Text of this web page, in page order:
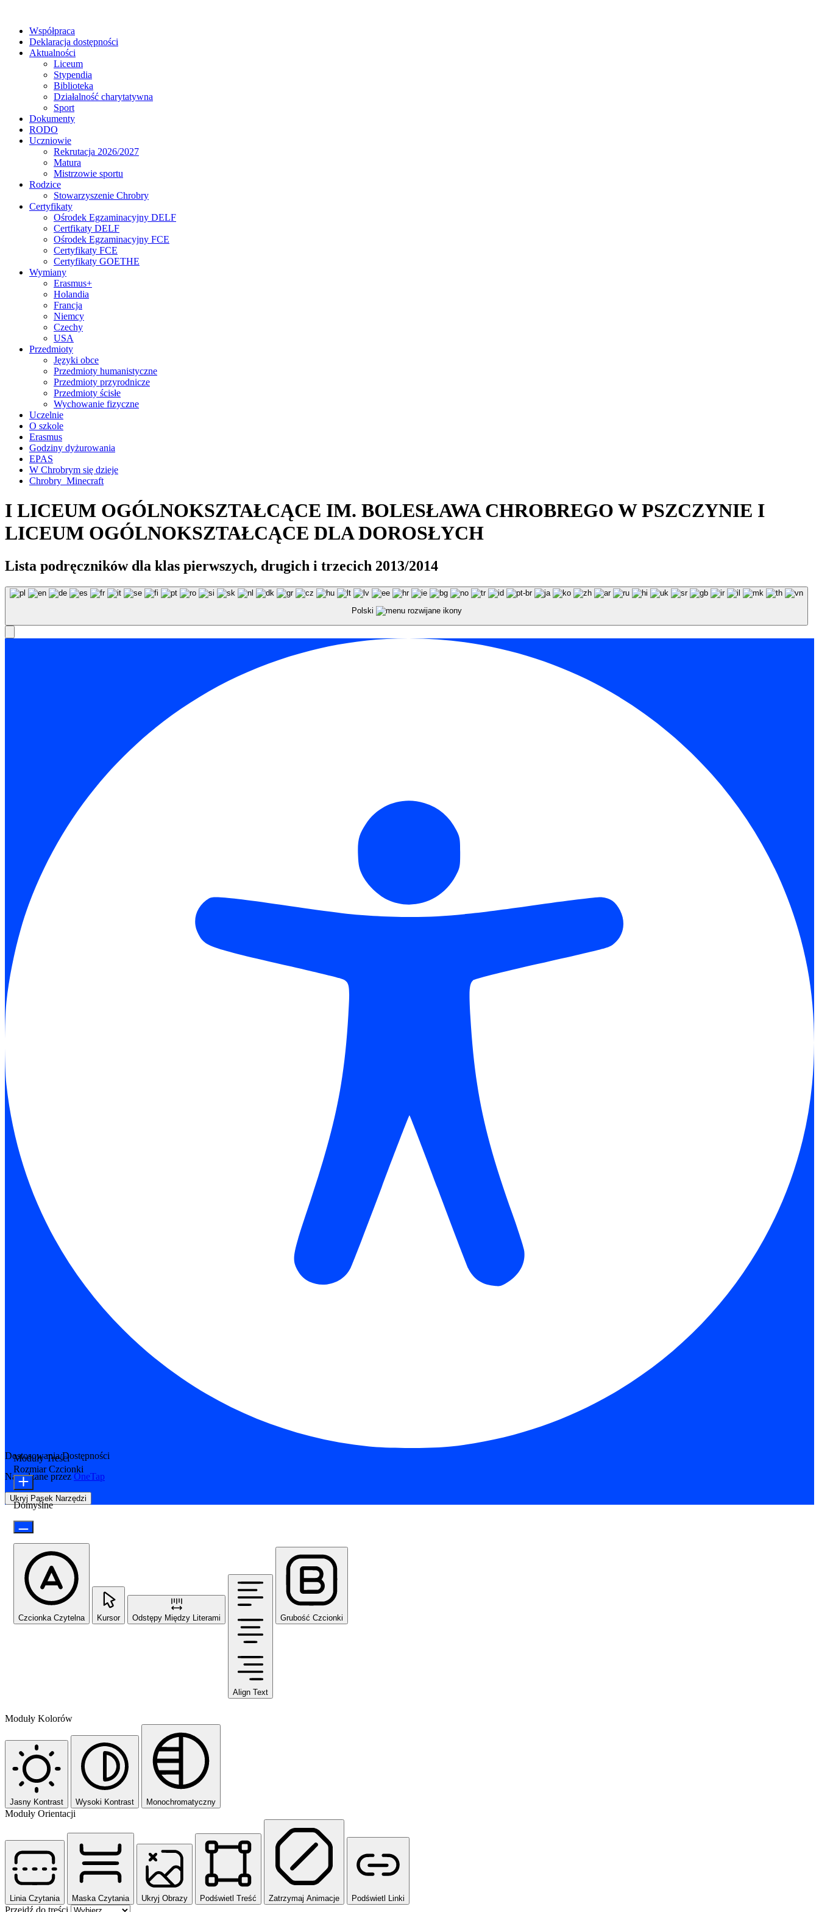
Współpraca
Deklaracja dostępności
Aktualności
Liceum
Stypendia
Biblioteka
Działalność charytatywna
Sport
Dokumenty
RODO
Uczniowie
Rekrutacja 2026/2027
Matura
Mistrzowie sportu
Rodzice
Stowarzyszenie Chrobry
Certyfikaty
Ośrodek Egzaminacyjny DELF
Certfikaty DELF
Ośrodek Egzaminacyjny FCE
Certyfikaty FCE
Certyfikaty GOETHE
Wymiany
Erasmus+
Holandia
Francja
Niemcy
Czechy
USA
Przedmioty
Języki obce
Przedmioty humanistyczne
Przedmioty przyrodnicze
Przedmioty ścisłe
Wychowanie fizyczne
Uczelnie
O szkole
Erasmus
Godziny dyżurowania
EPAS
W Chrobrym się dzieje
Chrobry_Minecraft
I LICEUM OGÓLNOKSZTAŁCĄCE IM. BOLESŁAWA CHROBREGO W PSZCZYNIE I
LICEUM OGÓLNOKSZTAŁCĄCE DLA DOROSŁYCH
Lista podręczników dla klas pierwszych, drugich i trzecich 2013/2014
Polski
Dostosowania Dostępności
Napędzane przez OneTap
Ukryj Pasek Narzędzi
Moduły Treści
Rozmiar Czcionki
Domyślne
Czcionka Czytelna Kursor Odstępy Między Literami
Align Text
Grubość Czcionki
Moduły Kolorów
Jasny Kontrast Wysoki Kontrast Monochromatyczny
Moduły Orientacji
Linia Czytania Maska Czytania Ukryj Obrazy Podświetl Treść Zatrzymaj Animacje Podświetl Linki